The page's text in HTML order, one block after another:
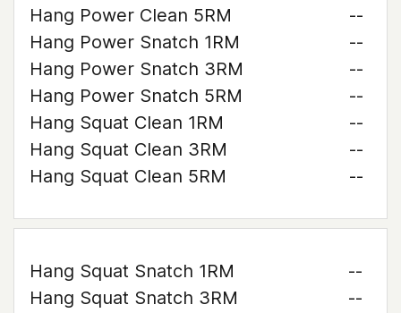
Hang Power Clean 5RM
--
Hang Power Snatch 1RM
--
Hang Power Snatch 3RM
--
Hang Power Snatch 5RM
--
Hang Squat Clean 1RM
--
Hang Squat Clean 3RM
--
Hang Squat Clean 5RM
--
Hang Squat Snatch 1RM
--
Hang Squat Snatch 3RM
--